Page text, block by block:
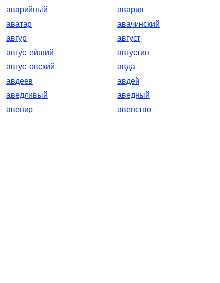
аварийный
авария
аватар
авачинский
авгур
август
августейший
августин
августовский
авда
авдеев
авдей
аведливый
аведный
авенир
авенство